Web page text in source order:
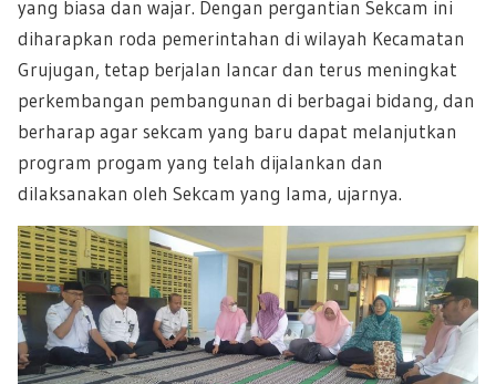
yang biasa dan wajar. Dengan pergantian Sekcam ini
diharapkan roda pemerintahan di wilayah Kecamatan
Grujugan, tetap berjalan lancar dan terus meningkat
perkembangan pembangunan di berbagai bidang, dan
berharap agar sekcam yang baru dapat melanjutkan
program progam yang telah dijalankan dan
dilaksanakan oleh Sekcam yang lama, ujarnya.